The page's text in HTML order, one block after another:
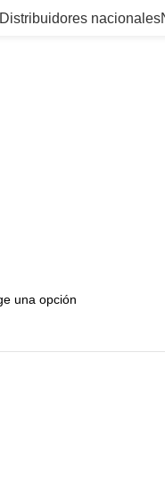
Distribuidores nacionales